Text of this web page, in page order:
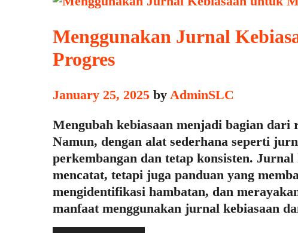
Menit
Menggunakan Jurnal
Progres
January 25, 2025 by AdminSLC
Mengubah kebiasaan menjadi bagian
Namun, dengan alat sederhana seperti
perkembangan dan tetap konsisten.
mencatat, tetapi juga panduan yang
mengidentifikasi hambatan, dan
manfaat menggunakan jurnal kebiasaan